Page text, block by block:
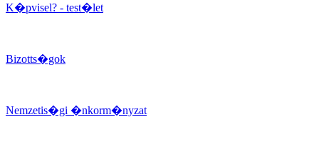
K�pvisel? - test�let
Bizotts�gok
Nemzetis�gi �nkorm�nyzat